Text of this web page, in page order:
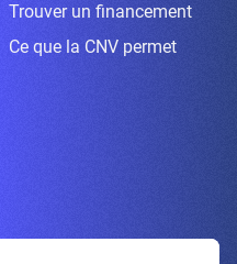
Trouver un financement
Ce que la CNV permet